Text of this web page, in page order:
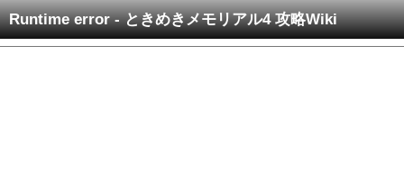
Runtime error - ときめきメモリアル4 攻略Wiki